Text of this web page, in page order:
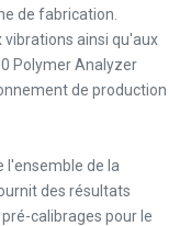
de fabrication.
vibrations ainsi qu'aux
Polymer Analyzer
de production
l'ensemble de la
des résultats
calibrages pour le